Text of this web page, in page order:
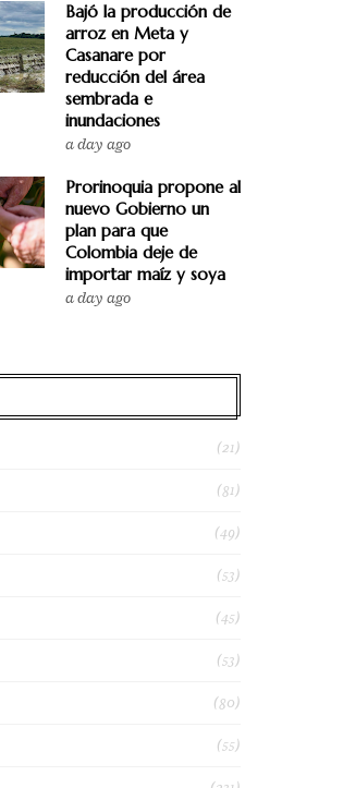
Bajó la producción de
arroz en Meta y
Casanare por
reducción del área
sembrada e
inundaciones
a day ago
Prorinoquia propone al
nuevo Gobierno un
plan para que
Colombia deje de
importar maíz y soya
a day ago
(21)
(81)
(49)
(53)
(45)
(53)
(80)
(55)